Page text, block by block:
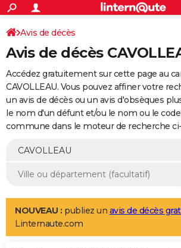
ACTUALITÉS
Politique
Société
Faits Divers
Education
Monde
Villes
+
SPORT
Coupe du monde 2026
Football
Tennis
Cyclisme
Rugby
Forum
Programme TV
TNT
Streaming
Cinéma
Sorties cinéma
Musique
+
FINANCE
Impôts
Immobilier
Risques naturels par ville
Banque
Assurance
Crédit
AUTO
Essais
Réserver un essai
Citadines
Berlines
SUV
Forum auto
+
Mobiles
Meilleur smartphone
Internet
Ordinateurs
Jeux vidéo
Guide high-tech
Aménagement intérieur
LIFESTYLE
Art de vivre
Bien-être
Loisirs
Mode
Modes de vie
Avis de décès
Avis de décès
Accédez gratuitement sur cette page au
CAVOLLEAU. Vous pouvez affiner votre
un avis de décès ou un avis d'obsèques
le nom d'un défunt et/ou le nom ou le
commune dans le moteur de recherche
NOUVEAU : publiez un avis de décès
Linternaute.com